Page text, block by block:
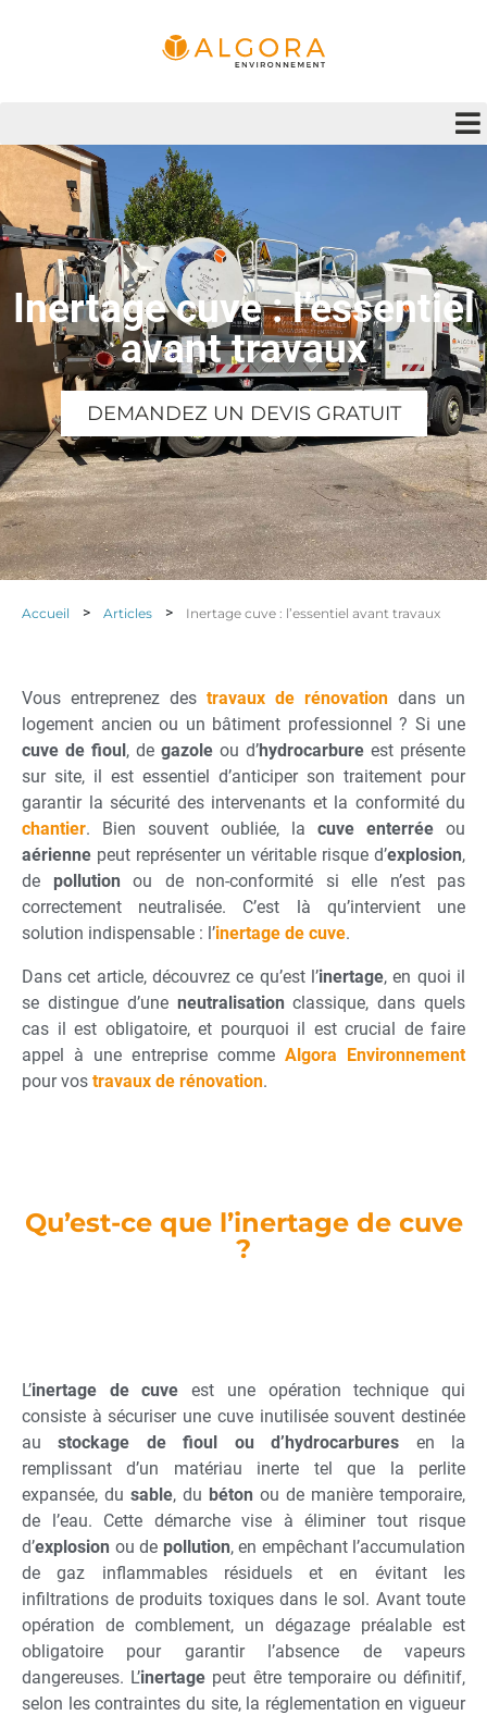
Inertage cuve : l’essentiel
avant travaux
DEMANDEZ UN DEVIS GRATUIT
Accueil > Articles > Inertage cuve : l’essentiel avant travaux
Vous entreprenez des travaux de rénovation dans un
logement ancien ou un bâtiment professionnel ? Si une
cuve de fioul, de gazole ou d’hydrocarbure est présente
sur site, il est essentiel d’anticiper son traitement pour
garantir la sécurité des intervenants et la conformité du
chantier. Bien souvent oubliée, la cuve enterrée ou
aérienne peut représenter un véritable risque d’explosion,
de pollution ou de non-conformité si elle n’est pas
correctement neutralisée. C’est là qu’intervient une
solution indispensable : l’inertage de cuve.
Dans cet article, découvrez ce qu’est l’inertage, en quoi il
se distingue d’une neutralisation classique, dans quels
cas il est obligatoire, et pourquoi il est crucial de faire
appel à une entreprise comme Algora Environnement
pour vos travaux de rénovation.
Qu’est-ce que l’inertage de cuve
?
L’inertage de cuveest une opération technique qui
consiste à sécuriser une cuve inutilisée souvent destinée
austockage de fioul ou d’hydrocarbures en la
remplissant d’un matériau inerte tel que la perlite
expansée, du sable, du béton ou de manière temporaire,
de l’eau. Cette démarche vise à éliminer tout risque
d’explosion ou de pollution, en empêchant l’accumulation
de gaz inflammables résiduels et en évitant les
infiltrations de produits toxiques dans le sol. Avant toute
opération de comblement, un dégazage préalable est
obligatoire pour garantir l’absence de vapeurs
dangereuses. L’inertage peut être temporaire ou définitif,
selon les contraintes du site, la réglementation en vigueur